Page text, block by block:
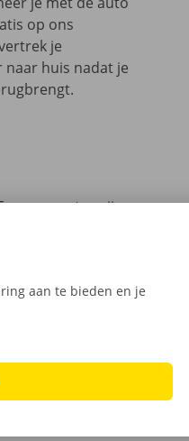
op ons
je
huis nadat je
prijzen
een technische
aan te bieden en je